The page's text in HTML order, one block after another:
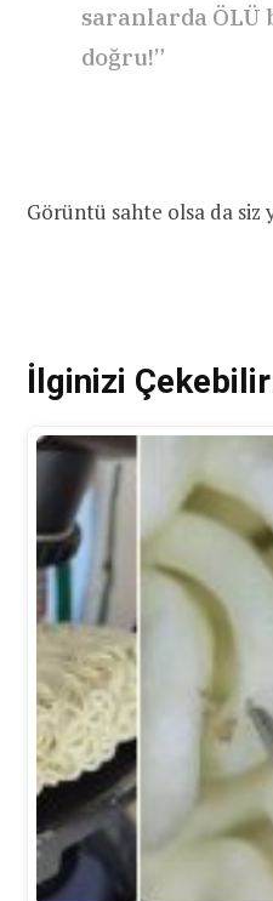
saranlarda ÖLÜ
doğru!”
Görüntü sahte olsa da siz
İlginizi